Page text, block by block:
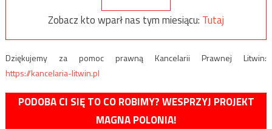
Zobacz kto wparł nas tym miesiącu: Tutaj
Dziękujemy za pomoc prawną Kancelarii Prawnej Litwin:
https://kancelaria-litwin.pl
PODOBA CI SIĘ TO CO ROBIMY? WESPRZYJ PROJEKT
MAGNA POLONIA!